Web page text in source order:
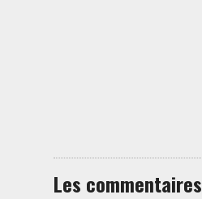
Les commentaires